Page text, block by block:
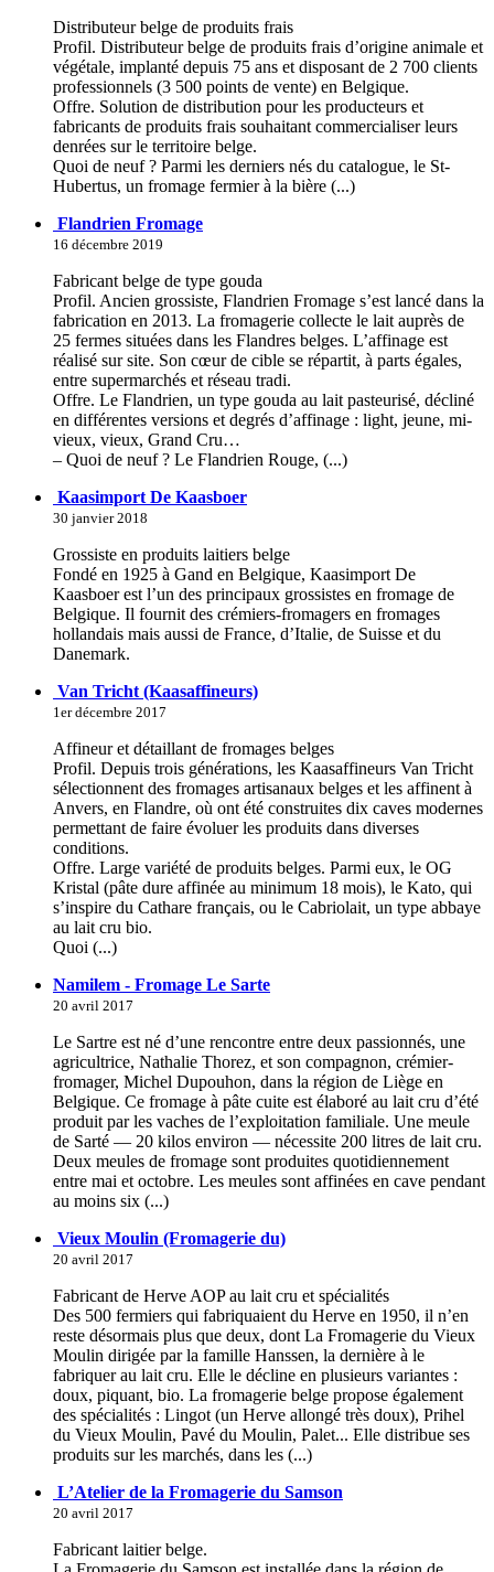
Distributeur belge de produits frais
Profil. Distributeur belge de produits frais d’origine animale et
végétale, implanté depuis 75 ans et disposant de 2 700 clients
professionnels (3 500 points de vente) en Belgique.
Offre. Solution de distribution pour les producteurs et
fabricants de produits frais souhaitant commercialiser leurs
denrées sur le territoire belge.
Quoi de neuf ? Parmi les derniers nés du catalogue, le St-
Hubertus, un fromage fermier à la bière (...)
Flandrien Fromage
16 décembre 2019
Fabricant belge de type gouda
Profil. Ancien grossiste, Flandrien Fromage s’est lancé dans la
fabrication en 2013. La fromagerie collecte le lait auprès de
25 fermes situées dans les Flandres belges. L’affinage est
réalisé sur site. Son cœur de cible se répartit, à parts égales,
entre supermarchés et réseau tradi.
Offre. Le Flandrien, un type gouda au lait pasteurisé, décliné
en différentes versions et degrés d’affinage : light, jeune, mi-
vieux, vieux, Grand Cru…
– Quoi de neuf ? Le Flandrien Rouge, (...)
Kaasimport De Kaasboer
30 janvier 2018
Grossiste en produits laitiers belge
Fondé en 1925 à Gand en Belgique, Kaasimport De
Kaasboer est l’un des principaux grossistes en fromage de
Belgique. Il fournit des crémiers-fromagers en fromages
hollandais mais aussi de France, d’Italie, de Suisse et du
Danemark.
Van Tricht (Kaasaffineurs)
1er décembre 2017
Affineur et détaillant de fromages belges
Profil. Depuis trois générations, les Kaasaffineurs Van Tricht
sélectionnent des fromages artisanaux belges et les affinent à
Anvers, en Flandre, où ont été construites dix caves modernes
permettant de faire évoluer les produits dans diverses
conditions.
Offre. Large variété de produits belges. Parmi eux, le OG
Kristal (pâte dure affinée au minimum 18 mois), le Kato, qui
s’inspire du Cathare français, ou le Cabriolait, un type abbaye
au lait cru bio.
Quoi (...)
Namilem - Fromage Le Sarte
20 avril 2017
Le Sartre est né d’une rencontre entre deux passionnés, une
agricultrice, Nathalie Thorez, et son compagnon, crémier-
fromager, Michel Dupouhon, dans la région de Liège en
Belgique. Ce fromage à pâte cuite est élaboré au lait cru d’été
produit par les vaches de l’exploitation familiale. Une meule
de Sarté — 20 kilos environ — nécessite 200 litres de lait cru.
Deux meules de fromage sont produites quotidiennement
entre mai et octobre. Les meules sont affinées en cave pendant
au moins six (...)
Vieux Moulin (Fromagerie du)
20 avril 2017
Fabricant de Herve AOP au lait cru et spécialités
Des 500 fermiers qui fabriquaient du Herve en 1950, il n’en
reste désormais plus que deux, dont La Fromagerie du Vieux
Moulin dirigée par la famille Hanssen, la dernière à le
fabriquer au lait cru. Elle le décline en plusieurs variantes :
doux, piquant, bio. La fromagerie belge propose également
des spécialités : Lingot (un Herve allongé très doux), Prihel
du Vieux Moulin, Pavé du Moulin, Palet... Elle distribue ses
produits sur les marchés, dans les (...)
L’Atelier de la Fromagerie du Samson
20 avril 2017
Fabricant laitier belge.